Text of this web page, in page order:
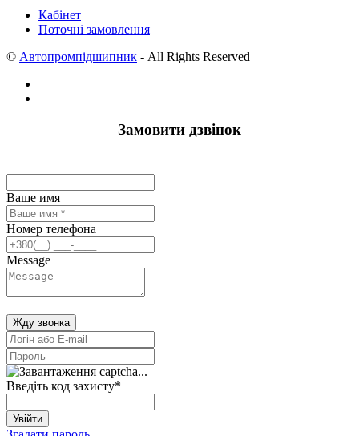
Кабінет
Поточні замовлення
© Автопромпідшипник - All Rights Reserved
Замовити дзвінок
Ваше имя
Номер телефона
Message
Жду звонка
Введіть код захисту*
Увійти